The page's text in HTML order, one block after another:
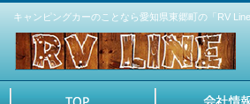
キャンピングカーのことなら愛知県東郷町の「RV